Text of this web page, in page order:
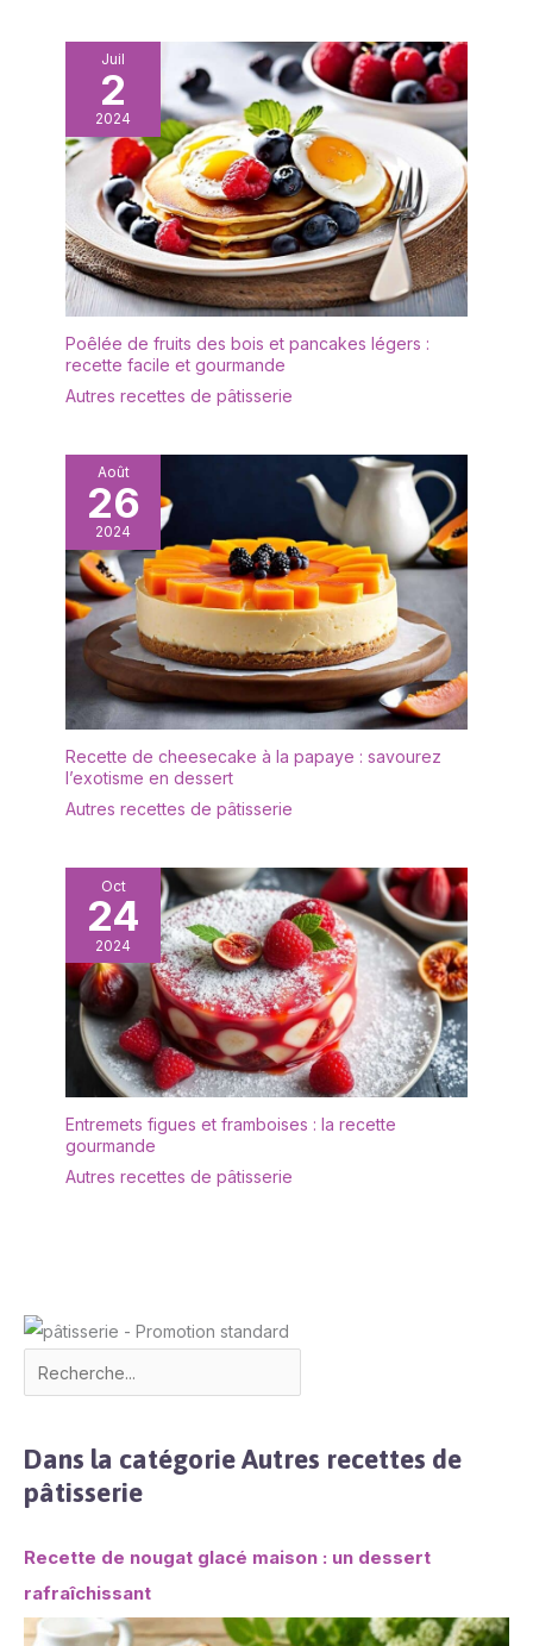
l'attacher à votre four ou
à votre réfrigérateur ou
le suspendre n'importe
où. Après utilisation, il
suffit d'essuyer ou de
rincer la sonde
NewMoon peut être
lavée au lave-vaisselle et
résiste au four à micro-
ondes elle s’utilise aussi
bien tous les jours que
pour les grandes
occasions Contenu 1 x
plat creux NewMoon
Villeroy & Boch
dimensions 25 x 25 x 4
cm poids 604 g (réf 10-
4264-2701)
Juil
2
2024
Poêlée de fruits des bois et pancakes légers :
recette facile et gourmande
Autres recettes de pâtisserie
Août
26
2024
Recette de cheesecake à la papaye : savourez
l’exotisme en dessert
Autres recettes de pâtisserie
Oct
24
2024
Entremets figues et framboises : la recette
gourmande
Autres recettes de pâtisserie
Dans la catégorie Autres recettes de
pâtisserie
Recette de nougat glacé maison : un dessert
rafraîchissant